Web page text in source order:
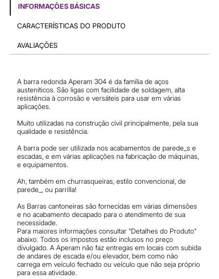
INFORMAÇÕES BÁSICAS
CARACTERÍSTICAS DO PRODUTO
AVALIAÇÕES
A barra redonda Aperam 304 é da família de aços
austeníticos. São ligas com facilidade de soldagem, alta
resistência à corrosão e versáteis para usar em várias
aplicações.
Muito utilizadas na construção civil principalmente, pela sua
qualidade e resistência.
A barra pode ser utilizada nos acabamentos de parede_s e
escadas, e em várias aplicações na fabricação de máquinas,
e equipamentos.
Ah, também em churrasqueiras, estilo convencional, de
parede_, ou parrilla!
As Barras cantoneiras são fornecidas em várias dimensões
e no acabamento decapado para o atendimento de sua
necessidade.
Para maiores informações consultar "Detalhes do Produto"
abaixo. Todos os impostos estão inclusos no preço
divulgado. A Aperam não faz entregas em locais com subida
de andares de escada e/ou elevador, bem como não
carrega em veículo fechado ou veículo que não seja próprio
para essa atividade.